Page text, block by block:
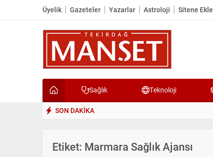
Üyelik Gazeteler Yazarlar Astroloji Sitene Ekle
Sağlık Teknoloji
SON DAKİKA
Etiket: Marmara Sağlık Ajansı